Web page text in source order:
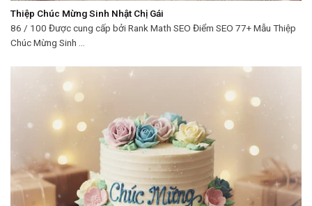
Thiệp Chúc Mừng Sinh Nhật Chị Gái
86 / 100 Được cung cấp bởi Rank Math SEO Điểm SEO 77+ Mẫu Thiệp
Chúc Mừng Sinh ...